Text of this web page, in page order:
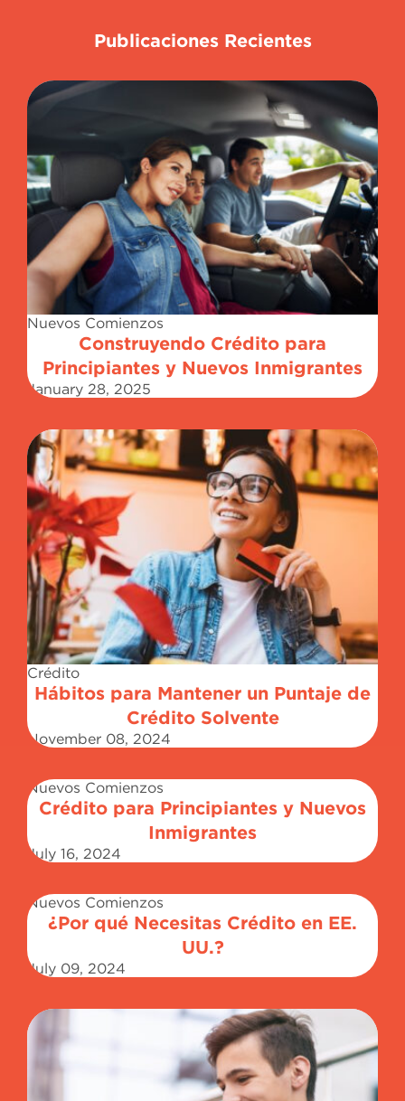
Publicaciones Recientes
Nuevos Comienzos
Construyendo Crédito para
Principiantes y Nuevos Inmigrantes
January 28, 2025
Crédito
Hábitos para Mantener un Puntaje de
Crédito Solvente
November 08, 2024
Nuevos Comienzos
Crédito para Principiantes y Nuevos
Inmigrantes
July 16, 2024
Nuevos Comienzos
¿Por qué Necesitas Crédito en EE.
UU.?
July 09, 2024